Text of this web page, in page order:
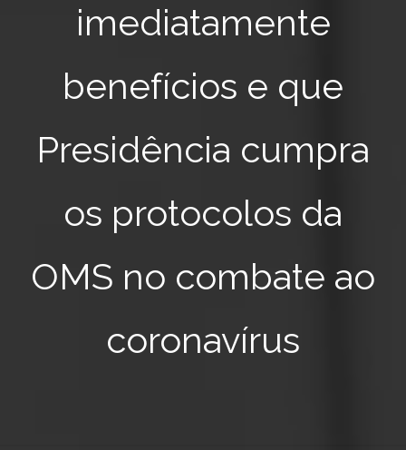
imediatamente
benefícios e que
Presidência cumpra
os protocolos da
OMS no combate ao
coronavírus